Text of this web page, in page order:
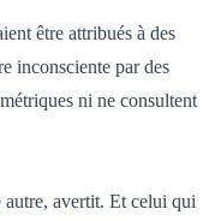
être attribués à des
inconsciente par des
ni ne consultent
autre, avertit. Et celui qui